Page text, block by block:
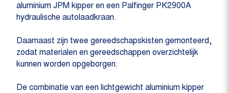
aluminium JPM kipper en een Palfinger PK2900A
hydraulische autolaadkraan.
Daarnaast zijn twee gereedschapskisten gemonteerd,
zodat materialen en gereedschappen overzichtelijk
kunnen worden opgeborgen.
De combinatie van een lichtgewicht aluminium kipper